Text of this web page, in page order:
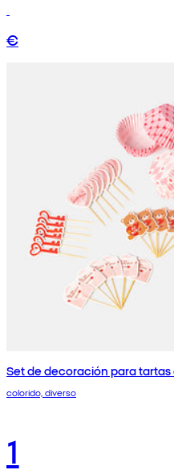
€
Set de decoración para tartas
colorido, diverso
1